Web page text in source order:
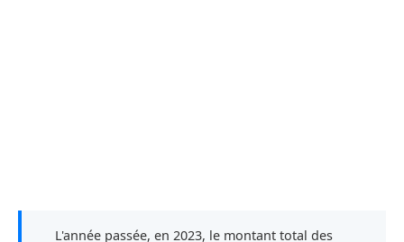
L'année passée, en 2023, le montant total des